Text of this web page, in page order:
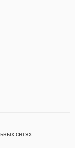
сетях